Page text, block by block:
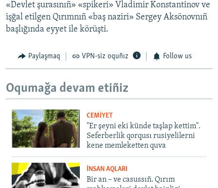
«Devlet şurasınıñ» «spikeri» Vladimir Konstantinov ve
işğal etilgen Qırımnıñ «baş naziri» Sergey Aksönovnıñ
başlığında eyyet ile körüşti.
Paylaşmaq VPN-siz oquñız Follow us
Oqumağa devam etiñiz
CEMİYET
"Er şeyni eki künde taşlap kettim".
Seferberlik qorqusı rusiyelilerni
kene memleketten quva
İNSAN AQLARI
Bir an – ve casussıñ. Qırım